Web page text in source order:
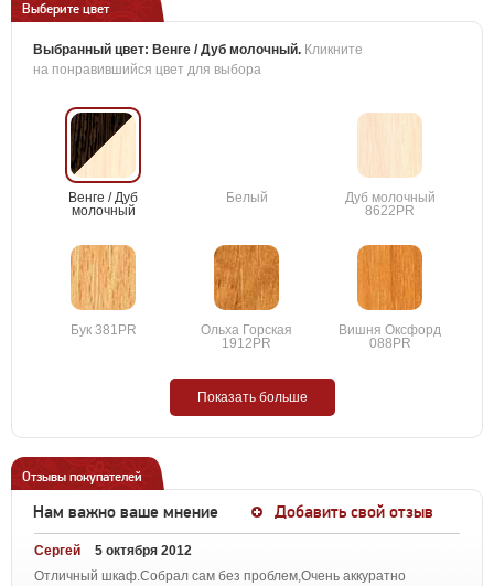
Выберите цвет
Выбранный цвет: Венге / Дуб молочный. Кликните
на понравившийся цвет для выбора
Венге / Дуб
молочный
Белый
Дуб молочный
8622PR
Бук 381PR
Ольха Горская
1912PR
Вишня Оксфорд
088PR
Показать больше
Отзывы покупателей
Нам важно ваше мнение Добавить свой отзыв
Сергей
5 октября 2012
Отличный шкаф.Собрал сам без проблем,Очень аккуратно